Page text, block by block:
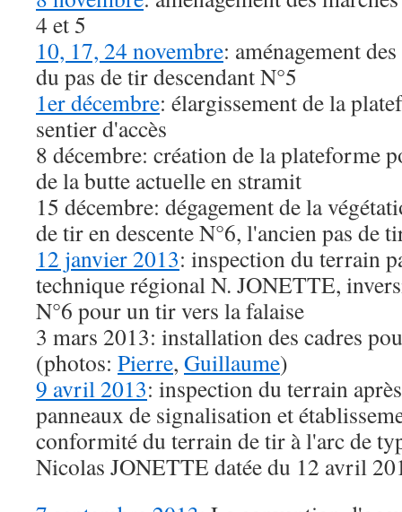
4 et 5
10, 17, 24 novembre: aménagement
du pas de tir descendant N°5
1er décembre: élargissement de la
sentier d'accès
8 décembre: création de la plateforme
de la butte actuelle en stramit
15 décembre: dégagement de la
de tir en descente N°6, l'ancien pas de
12 janvier 2013: inspection du terrain
technique régional N. JONETTE,
N°6 pour un tir vers la falaise
3 mars 2013: installation des cadres
(photos: Pierre, Guillaume)
9 avril 2013: inspection du terrain
panneaux de signalisation et
conformité du terrain de tir à l'arc de
Nicolas JONETTE datée du 12 avril